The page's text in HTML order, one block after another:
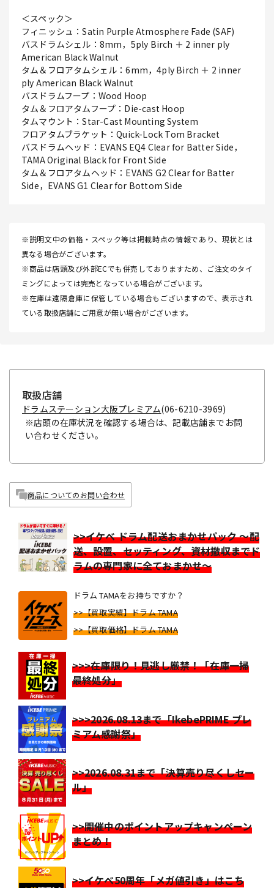
＜スペック＞
フィニッシュ：Satin Purple Atmosphere Fade (SAF)
バスドラムシェル：8mm，5ply Birch ＋ 2 inner ply
American Black Walnut
タム＆フロアタムシェル：6mm，4ply Birch ＋ 2 inner
ply American Black Walnut
バスドラムフープ：Wood Hoop
タム＆フロアタムフープ：Die-cast Hoop
タムマウント：Star-Cast Mounting System
フロアタムブラケット：Quick-Lock Tom Bracket
バスドラムヘッド：EVANS EQ4 Clear for Batter Side，
TAMA Original Black for Front Side
タム＆フロアタムヘッド：EVANS G2 Clear for Batter
Side，EVANS G1 Clear for Bottom Side
※説明文中の価格・スペック等は掲載時点の情報であり、現状とは
異なる場合がございます。
※商品は店頭及び外部ECでも併売しておりますため、ご注文のタイ
ミングによっては完売となっている場合がございます。
※在庫は遠隔倉庫に保管している場合もございますので、表示され
ている取扱店舗にご用意が無い場合がございます。
取扱店舗
ドラムステーション大阪プレミアム(06-6210-3969)
※店頭の在庫状況を確認する場合は、記載店舗までお問
い合わせください。
商品についてのお問い合わせ
>>イケベ ドラム配送おまかせパック ～配
送、設置、セッティング、資材撤収までド
ラムの専門家に全ておまかせ～
ドラム TAMAをお持ちですか？
>>【買取実績】ドラム TAMA
>>【買取価格】ドラム TAMA
>>>在庫限り！見逃し厳禁！「在庫一掃
最終処分」
>>>2026.08.13まで「IkebePRIME プレ
ミアム感謝祭」
>>2026.08.31まで「決算売り尽くしセー
ル」
>>開催中のポイントアップキャンペーン
まとめ！
>>イケベ50周年「メガ値引き」はこち